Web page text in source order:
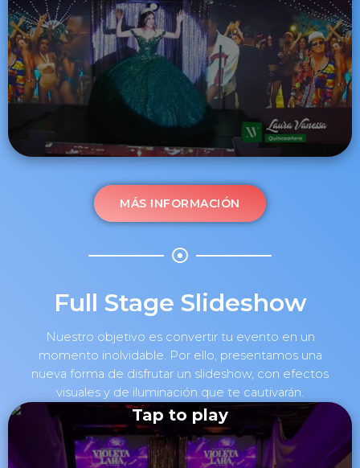
MÁS INFORMACIÓN
Full Stage Slideshow
Nuestro objetivo es convertir tu evento en un
momento inolvidable. Por ello, presentamos una
nueva forma de disfrutar un slideshow, con efectos
visuales y de iluminación que te cautivarán.
Tap to play